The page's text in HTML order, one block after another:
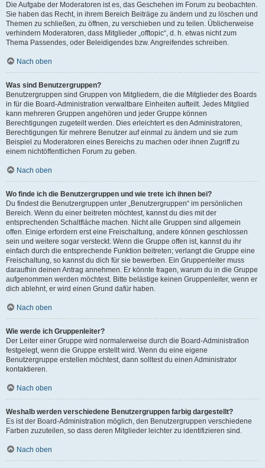
Die Aufgabe der Moderatoren ist es, das Geschehen im Forum zu beobachten.
Sie haben das Recht, in ihrem Bereich Beiträge zu ändern und zu löschen und
Themen zu schließen, zu öffnen, zu verschieben und zu teilen. Üblicherweise
verhindern Moderatoren, dass Mitglieder „offtopic“, d. h. etwas nicht zum
Thema Passendes, oder Beleidigendes bzw. Angreifendes schreiben.
Nach oben
Was sind Benutzergruppen?
Benutzergruppen sind Gruppen von Mitgliedern, die die Mitglieder des Boards
in für die Board-Administration verwaltbare Einheiten aufteilt. Jedes Mitglied
kann mehreren Gruppen angehören und jeder Gruppe können
Berechtigungen zugeteilt werden. Dies erleichtert es den Administratoren,
Berechtigungen für mehrere Benutzer auf einmal zu ändern und sie zum
Beispiel zu Moderatoren eines Bereichs zu machen oder ihnen Zugriff zu
einem nichtöffentlichen Forum zu geben.
Nach oben
Wo finde ich die Benutzergruppen und wie trete ich ihnen bei?
Du findest die Benutzergruppen unter „Benutzergruppen“ im persönlichen
Bereich. Wenn du einer beitreten möchtest, kannst du dies mit der
entsprechenden Schaltfläche machen. Nicht alle Gruppen sind allgemein
offen. Einige erfordern erst eine Freischaltung, andere können geschlossen
sein und weitere sogar versteckt. Wenn die Gruppe offen ist, kannst du ihr
einfach durch die entsprechende Funktion beitreten; verlangt die Gruppe eine
Freischaltung, so kannst du dich für sie bewerben. Ein Gruppenleiter muss
daraufhin deinen Antrag annehmen. Er könnte fragen, warum du in die Gruppe
aufgenommen werden möchtest. Bitte belästige keinen Gruppenleiter, wenn er
dich ablehnt, er wird einen Grund dafür haben.
Nach oben
Wie werde ich Gruppenleiter?
Der Leiter einer Gruppe wird normalerweise durch die Board-Administration
festgelegt, wenn die Gruppe erstellt wird. Wenn du eine eigene
Benutzergruppe erstellen möchtest, dann solltest du einen Administrator
kontaktieren.
Nach oben
Weshalb werden verschiedene Benutzergruppen farbig dargestellt?
Es ist der Board-Administration möglich, den Benutzergruppen verschiedene
Farben zuzuteilen, so dass deren Mitglieder leichter zu identifizieren sind.
Nach oben